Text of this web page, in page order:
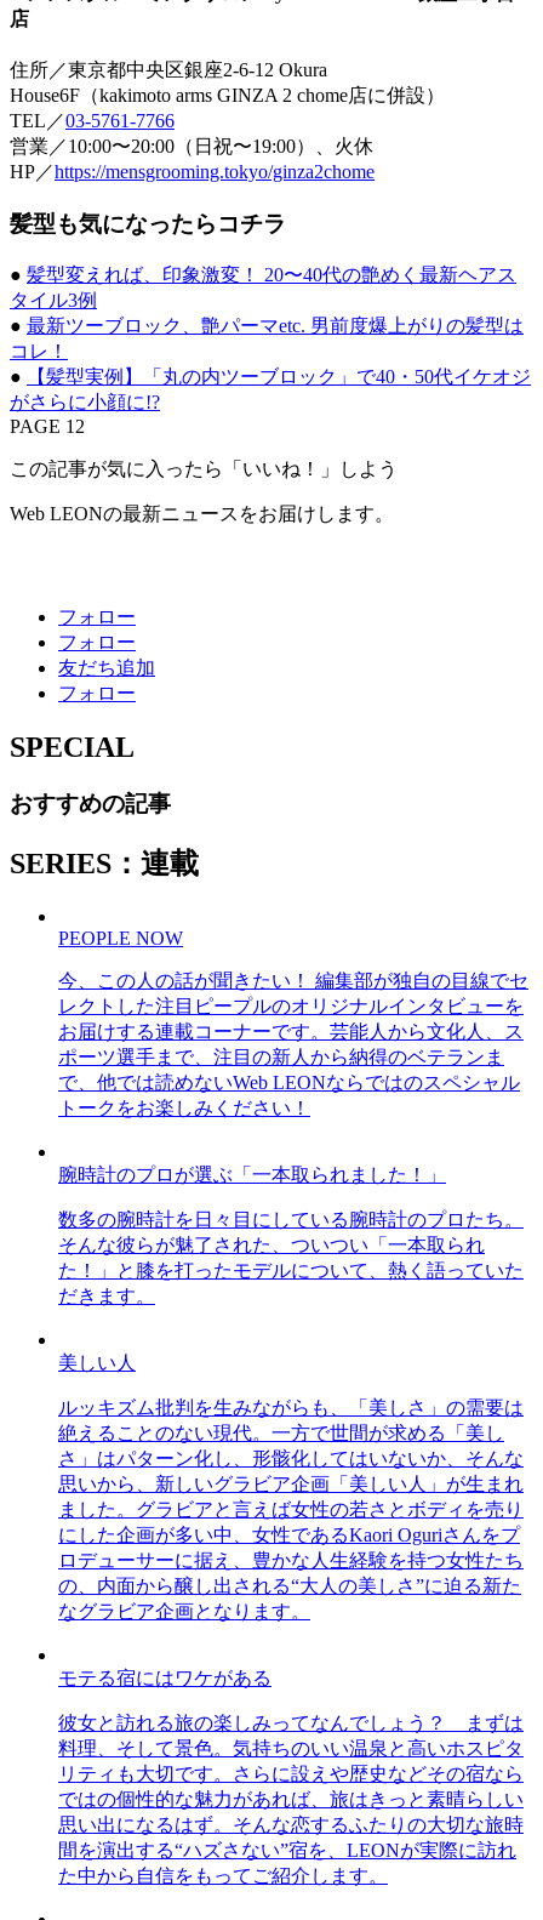
店
住所／東京都中央区銀座2-6-12 Okura
House6F（kakimoto arms GINZA 2 chome店に併設）
TEL／03-5761-7766
営業／10:00〜20:00（日祝〜19:00）、火休
HP／https://mensgrooming.tokyo/ginza2chome
髪型も気になったらコチラ
● 髪型変えれば、印象激変！ 20〜40代の艶めく最新ヘアス
タイル3例
● 最新ツーブロック、艶パーマetc. 男前度爆上がりの髪型は
コレ！
●
【髪型実例】「丸の内ツーブロック」で40・50代イケオジ
がさらに小顔に!?
PAGE 12
この記事が気に入ったら「いいね！」しよう
Web LEONの最新ニュースをお届けします。
フォロー
フォロー
友だち追加
フォロー
SPECIAL
おすすめの記事
SERIES：連載
PEOPLE NOW
今、この人の話が聞きたい！ 編集部が独自の目線でセ
レクトした注目ピープルのオリジナルインタビューを
お届けする連載コーナーです。芸能人から文化人、ス
ポーツ選手まで、注目の新人から納得のベテランま
で、他では読めないWeb LEONならではのスペシャル
トークをお楽しみください！
腕時計のプロが選ぶ「一本取られました！」
数多の腕時計を日々目にしている腕時計のプロたち。
そんな彼らが魅了された、ついつい「一本取られ
た！」と膝を打ったモデルについて、熱く語っていた
だきます。
美しい人
ルッキズム批判を生みながらも、「美しさ」の需要は
絶えることのない現代。一方で世間が求める「美し
さ」はパターン化し、形骸化してはいないか、そんな
思いから、新しいグラビア企画「美しい人」が生まれ
ました。グラビアと言えば女性の若さとボディを売り
にした企画が多い中、女性であるKaori Oguriさんをプ
ロデューサーに据え、豊かな人生経験を持つ女性たち
の、内面から醸し出される“大人の美しさ”に迫る新た
なグラビア企画となります。
モテる宿にはワケがある
彼女と訪れる旅の楽しみってなんでしょう？ まずは
料理、そして景色。気持ちのいい温泉と高いホスピタ
リティも大切です。さらに設えや歴史などその宿なら
ではの個性的な魅力があれば、旅はきっと素晴らしい
思い出になるはず。そんな恋するふたりの大切な旅時
間を演出する“ハズさない”宿を、LEONが実際に訪れ
た中から自信をもってご紹介します。